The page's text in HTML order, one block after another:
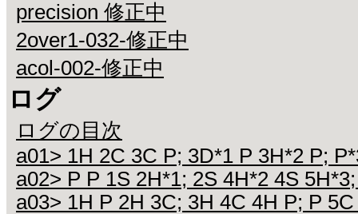
precision 修正中
2over1-032-修正中
acol-002-修正中
ログ
ログの目次
a01> 1H 2C 3C P; 3D*1 P 3H*2 P;
a02> P P 1S 2H*1; 2S 4H*2 4S
a03> 1H P 2H 3C; 3H 4C 4H P; P